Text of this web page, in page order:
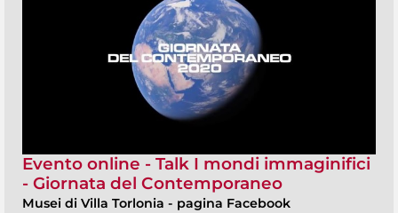
Evento online - Talk I mondi immaginifici
- Giornata del Contemporaneo
Musei di Villa Torlonia - pagina Facebook